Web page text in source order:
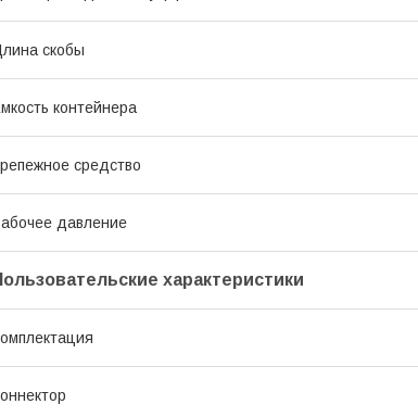
скобы
контейнера
средство
давление
характеристики